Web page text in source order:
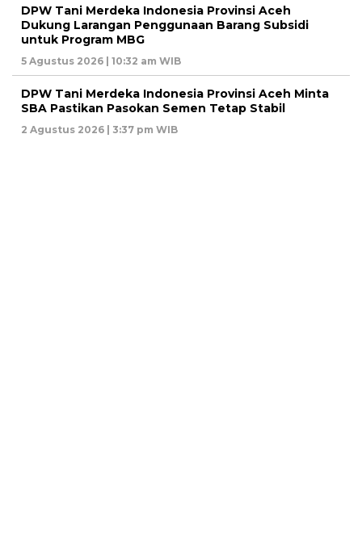
DPW Tani Merdeka Indonesia Provinsi Aceh
Dukung Larangan Penggunaan Barang Subsidi
untuk Program MBG
5 Agustus 2026 | 10:32 am WIB
DPW Tani Merdeka Indonesia Provinsi Aceh Minta
SBA Pastikan Pasokan Semen Tetap Stabil
2 Agustus 2026 | 3:37 pm WIB